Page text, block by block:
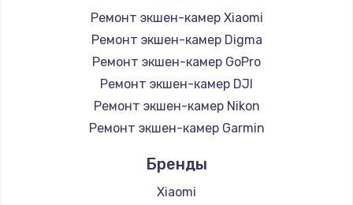
Ремонт экшен-камер Xiaomi
Ремонт экшен-камер Digma
Ремонт экшен-камер GoPro
Ремонт экшен-камер DJI
Ремонт экшен-камер Nikon
Ремонт экшен-камер Garmin
Бренды
Xiaomi